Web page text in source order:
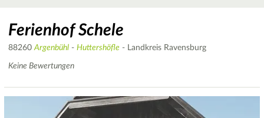
Ferienhof Schele
88260Argenbühl - Huttershöfle - Landkreis Ravensburg
Keine Bewertungen